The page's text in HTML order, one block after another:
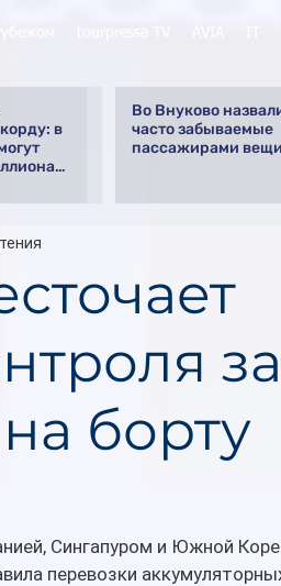
в
Во Внуково
часто забываемые
пассажирами вещи
за
борту
Сингапуром и Южной
перевозки